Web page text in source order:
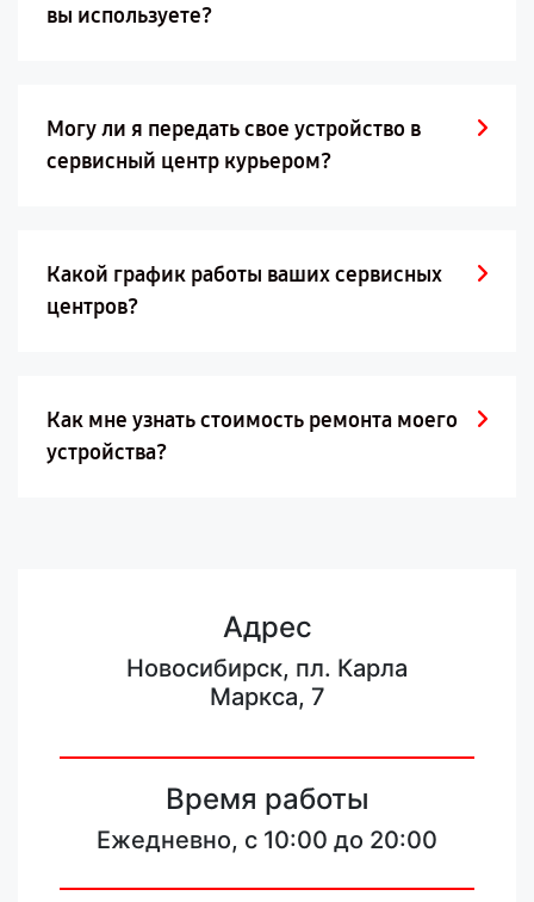
вы используете?
Могу ли я передать свое устройство в
сервисный центр курьером?
Какой график работы ваших сервисных
центров?
Как мне узнать стоимость ремонта моего
устройства?
Адрес
Новосибирск, пл. Карла
Маркса, 7
Время работы
Ежедневно, с 10:00 до 20:00